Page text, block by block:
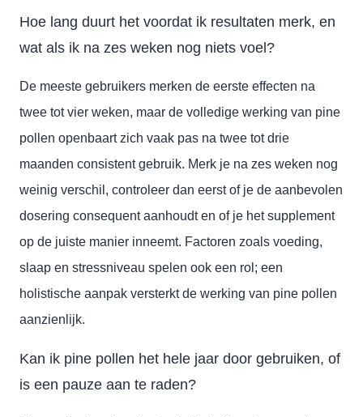
Hoe lang duurt het voordat ik resultaten merk, en
wat als ik na zes weken nog niets voel?
De meeste gebruikers merken de eerste effecten na
twee tot vier weken, maar de volledige werking van pine
pollen openbaart zich vaak pas na twee tot drie
maanden consistent gebruik. Merk je na zes weken nog
weinig verschil, controleer dan eerst of je de aanbevolen
dosering consequent aanhoudt en of je het supplement
op de juiste manier inneemt. Factoren zoals voeding,
slaap en stressniveau spelen ook een rol; een
holistische aanpak versterkt de werking van pine pollen
aanzienlijk.
Kan ik pine pollen het hele jaar door gebruiken, of
is een pauze aan te raden?